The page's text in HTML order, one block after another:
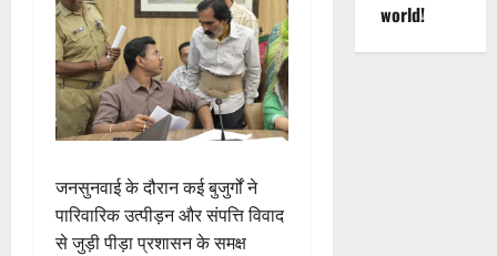
जनसुनवाई के दौरान कई बुजुर्गों ने
पारिवारिक उत्पीड़न और संपत्ति विवाद
से जुड़ी पीड़ा प्रशासन के समक्ष
world!